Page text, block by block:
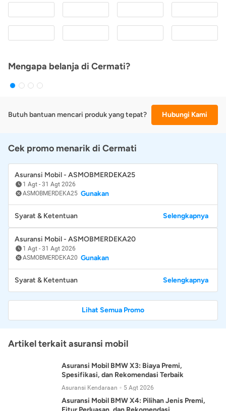
Mengapa belanja di Cermati?
Butuh bantuan mencari produk yang tepat? Hubungi Kami
Cek promo menarik di Cermati
Asuransi Mobil - ASMOBMERDEKA25
1 Agt - 31 Agt 2026
ASMOBMERDEKA25 Gunakan
Syarat & Ketentuan Selengkapnya
Asuransi Mobil - ASMOBMERDEKA20
1 Agt - 31 Agt 2026
ASMOBMERDEKA20 Gunakan
Syarat & Ketentuan Selengkapnya
Lihat Semua Promo
Artikel terkait asuransi mobil
Asuransi Mobil BMW X3: Biaya Premi,
Spesifikasi, dan Rekomendasi Terbaik
Asuransi Kendaraan 5 Agt 2026
Asuransi Mobil BMW X4: Pilihan Jenis Premi,